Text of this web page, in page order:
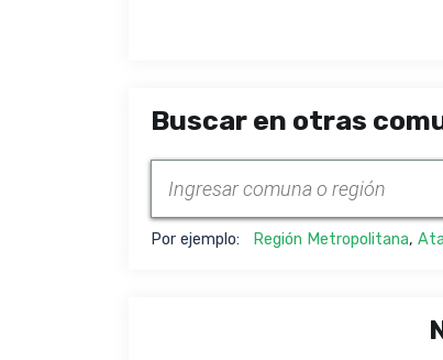
Buscar en otras
Por ejemplo: Región Metropolitana,